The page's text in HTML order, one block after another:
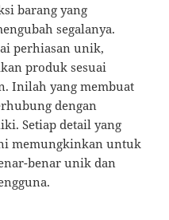
barang yang
segalanya.
perhiasan unik,
produk sesuai
Inilah yang membuat
dengan
Setiap detail yang
memungkinkan untuk
benar unik dan